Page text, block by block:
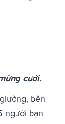
cưới.
bên
người bạn